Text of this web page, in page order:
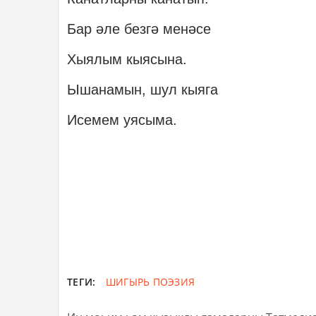
Бар әле безгә менәсе
Хыялым кыясына.
Ышанамын, шул кыяга
Исемем уясыма.
ТЕГИ: ШИГЫРЬ ПОЭЗИЯ